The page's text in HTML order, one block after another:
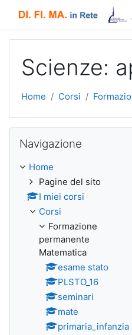
Scienze:
Home Corsi
Navigazione
Home
Pagine del sito
I miei corsi
Corsi
Formazione
permanente
Matematica
esame stato
PLSTO_16
seminari
mate
primaria_infanzia